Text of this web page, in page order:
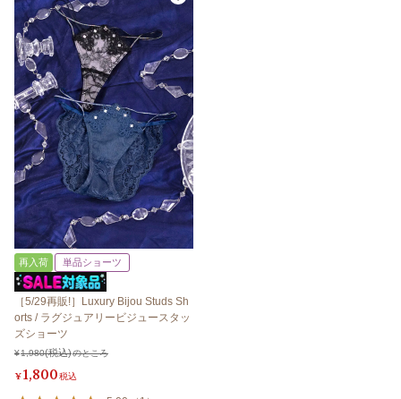
再入荷 単品ショーツ
［5/29再販!］Luxury Bijou Studs Sh
orts / ラグジュアリービジュースタッ
ズショーツ
¥1,980 のところ
¥1,800税込